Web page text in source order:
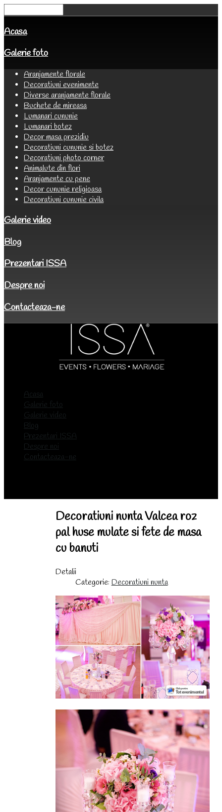
Acasa
Galerie foto
Aranjamente florale
Decoratiuni evenimente
Diverse aranjamente florale
Buchete de mireasa
Lumanari cununie
Lumanari botez
Decor masa prezidiu
Decoratiuni cununie si botez
Decoratiuni photo corner
Animalute din flori
Aranjamente cu pene
Decor cununie religioasa
Decoratiuni cununie civila
Galerie video
Blog
Prezentari ISSA
Despre noi
Contacteaza-ne
Acasa
Galerie foto
Galerie video
Blog
Prezentari ISSA
Despre noi
Contacteaza-ne
Decoratiuni nunta Valcea roz
pal huse mulate si fete de masa
cu banuti
Detalii
Categorie: Decoratiuni nunta